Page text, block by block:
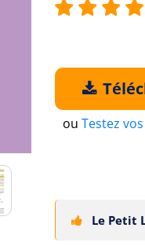
ou Testez
Le Petit